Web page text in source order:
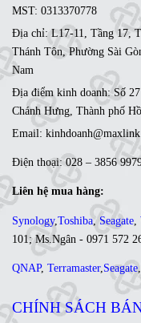
MST: 0313370778
Địa chỉ: L17-11, Tầng 17,
Thánh Tôn, Phường Sài
Nam
Địa điểm kinh doanh: Số
Chánh Hưng, Thành phố
Email:
Điện thoại: 028 – 3856
Liên hệ mua hàng:
Synology, Toshiba, Seagate
101; Ms.Ngân - 0971 572
QNAP, Terramaster,Seagate,
Ms. Lan Anh - 0984
Ổ cứng di động,LCD,
CHÍNH SÁCH